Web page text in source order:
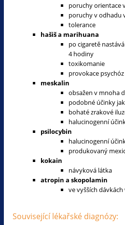
poruchy orientace
poruchy v odhadu
tolerance
hašiš a marihuana
po cigaretě
4 hodiny
toxikomanie
provokace psychóz
meskalin
obsažen v mnoha
podobné účinky
bohaté zrakové
halucinogenní
psilocybin
halucinogenní
produkovaný
kokain
návyková látka
atropin a skopolamin
ve vyšších
Související lékařské diagnózy: